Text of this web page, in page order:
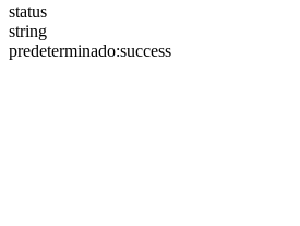
status
string
predeterminado:success